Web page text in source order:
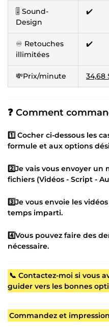
🎚️ Sound-
Design
✔️
♾️ Retouches
illimitées
✔️
💸Prix/minute 34,68
❓ Comment
1️⃣ Cocher ci-dessous les
formule et aux options
2️⃣Je vais vous envoyer un
fichiers (Vidéos - Script -
3️⃣Je vous envoie les
temps imparti.
4️⃣Vous pouvez faire des
nécessaire.
📞 Contactez-moi si vous
guider vers les bonnes
Commandez et